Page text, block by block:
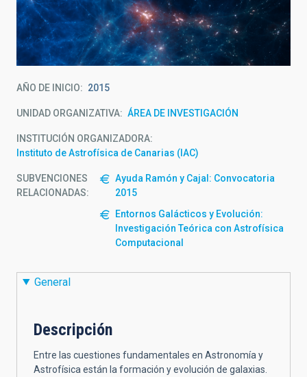
AÑO DE INICIO 2015
UNIDAD ORGANIZATIVA ÁREA DE INVESTIGACIÓN
INSTITUCIÓN ORGANIZADORA
Instituto de Astrofísica de Canarias (IAC)
SUBVENCIONES
RELACIONADAS:
Ayuda Ramón y Cajal: Convocatoria
2015
Entornos Galácticos y Evolución:
Investigación Teórica con Astrofísica
Computacional
General
Descripción
Entre las cuestiones fundamentales en Astronomía y
Astrofísica están la formación y evolución de galaxias.